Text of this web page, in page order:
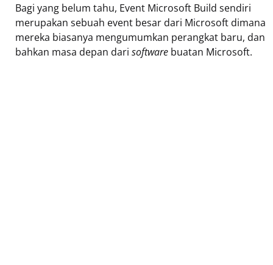
Bagi yang belum tahu, Event Microsoft Build sendiri
merupakan sebuah event besar dari Microsoft dimana
mereka biasanya mengumumkan perangkat baru, dan
bahkan masa depan dari software buatan Microsoft.